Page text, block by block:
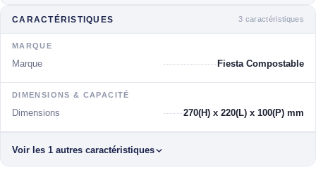
CARACTÉRISTIQUES 3 caractéristiques
MARQUE
Marque Fiesta Compostable
DIMENSIONS & CAPACITÉ
Dimensions 270(H) x 220(L) x 100(P) mm
Voir les 1 autres caractéristiques